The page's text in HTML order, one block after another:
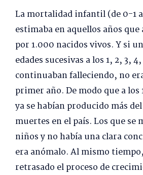
La mortalidad infantil (de 0-1
estimaba en aquellos años que
por 1.000 nacidos vivos. Y si
edades sucesivas a los 1, 2, 3,
continuaban falleciendo, no
primer año. De modo que a los
ya se habían producido más
muertes en el país. Los que se
niños y no había una clara
era anómalo. Al mismo
retrasado el proceso de